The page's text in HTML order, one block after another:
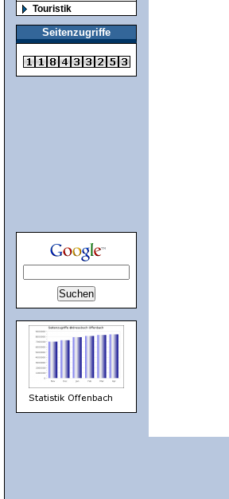
Touristik
Seitenzugriffe